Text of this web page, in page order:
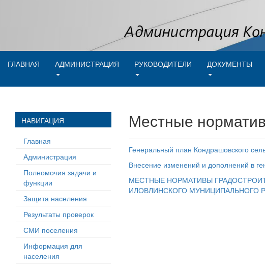
ГЛАВНАЯ АДМИНИСТРАЦИЯ РУКОВОДИТЕЛИ ДОКУМЕНТЫ
НАВИГАЦИЯ
Главная
Администрация
Полномочия задачи и
функции
Защита населения
Результаты проверок
СМИ поселения
Информация для
населения
Местные
Генеральный план Кондрашовского
Внесение изменений и дополнений в
МЕСТНЫЕ НОРМАТИВЫ
ИЛОВЛИНСКОГО МУНИЦИПАЛЬНОГО